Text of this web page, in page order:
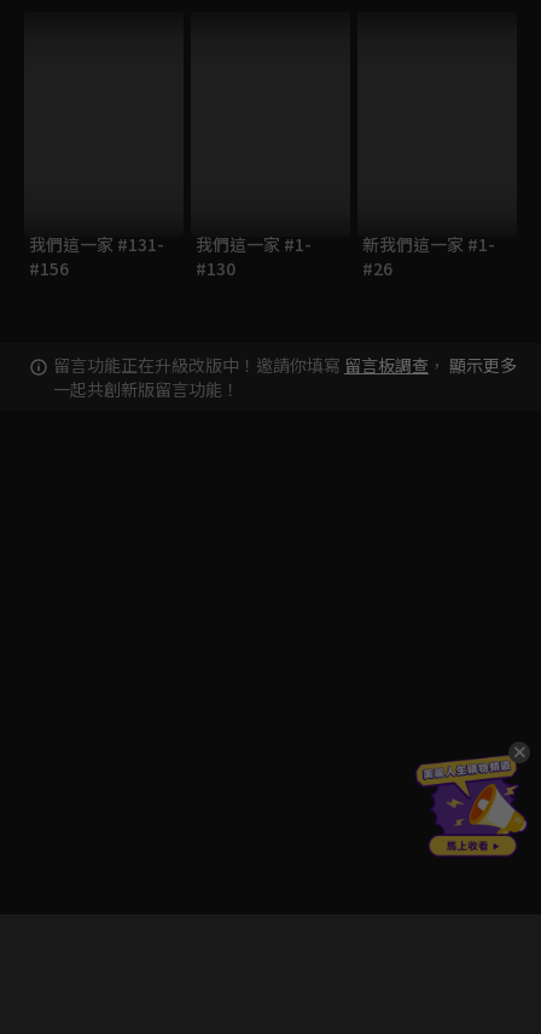
我們這一家 #131-
#156
我們這一家 #1-
#130
新我們這一家 #1-
#26
留言功能正在升級改版中！邀請你填寫 留言板調查 ，
一起共創新版留言功能！
顯示更多